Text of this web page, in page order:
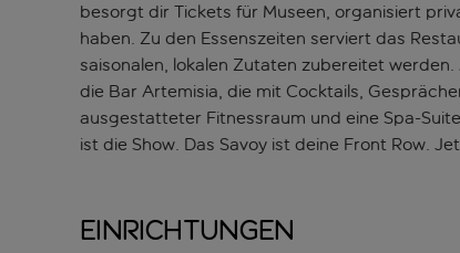
besorgt dir Tickets für Museen, organisiert
haben. Zu den Essenszeiten serviert das
saisonalen, lokalen Zutaten zubereitet
die Bar Artemisia, die mit Cocktails,
ausgestatteter Fitnessraum und eine Spa-
ist die Show. Das Savoy ist deine Front Row.
Einrichtungen